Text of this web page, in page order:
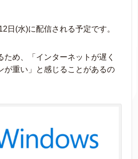
日(水)に配信される予定です。
ため、「インターネットが遅く
が重い」と感じることがあるの